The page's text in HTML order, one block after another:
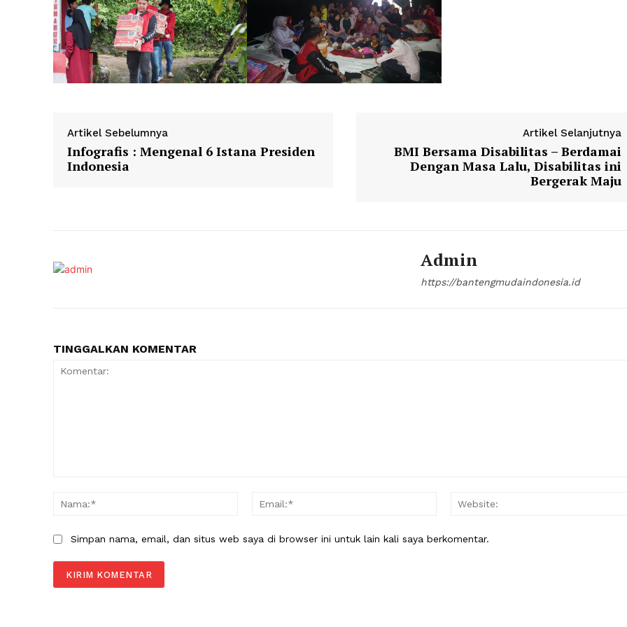
Artikel Sebelumnya
Infografis : Mengenal 6 Istana Presiden
Indonesia
Artikel Selanjutnya
BMI Bersama Disabilitas – Berdamai
Dengan Masa Lalu, Disabilitas ini
Bergerak Maju
Admin
https://bantengmudaindonesia.id
TINGGALKAN KOMENTAR
Nama:*
Email:*
Simpan nama, email, dan situs web saya di browser ini untuk lain kali saya berkomentar.